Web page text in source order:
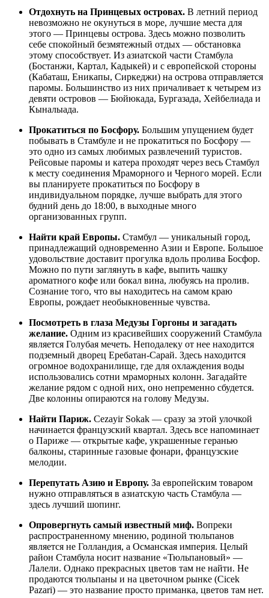
Отдохнуть на Принцевых островах. В летний период
невозможно не окунуться в море, лучшие места для
этого — Принцевы острова. Здесь можно позволить
себе спокойный безмятежный отдых — обстановка
этому способствует. Из азиатской части Стамбула
(Бостанжи, Картал, Кадыкей) и с европейской стороны
(Кабаташ, Еникапы, Сиркеджи) на острова отправляется
паромы. Большинство из них причаливает к четырем из
девяти островов — Бюйюкада, Бургазада, Хейбелиада и
Кыналыада.
Прокатиться по Босфору. Большим упущением будет
побывать в Стамбуле и не прокатиться по Босфору —
это одно из самых любимых развлечений туристов.
Рейсовые паромы и катера проходят через весь Стамбул
к месту соединения Мраморного и Черного морей. Если
вы планируете прокатиться по Босфору в
индивидуальном порядке, лучше выбрать для этого
будний день до 18:00, в выходные много
организованных групп.
Найти край Европы. Стамбул — уникальный город,
принадлежащий одновременно Азии и Европе. Большое
удовольствие доставит прогулка вдоль пролива Босфор.
Можно по пути заглянуть в кафе, выпить чашку
ароматного кофе или бокал вина, любуясь на пролив.
Сознание того, что вы находитесь на самом краю
Европы, рождает необыкновенные чувства.
Посмотреть в глаза Медузы Горгоны и загадать
желание. Одним из красивейших сооружений Стамбула
является Голубая мечеть. Неподалеку от нее находится
подземный дворец Еребатан-Сарай. Здесь находится
огромное водохранилище, где для охлаждения воды
использовались сотни мраморных колонн. Загадайте
желание рядом с одной них, оно непременно сбудется.
Две колонны опираются на голову Медузы.
Найти Париж. Cezayir Sokak — сразу за этой улочкой
начинается французский квартал. Здесь все напоминает
о Париже — открытые кафе, украшенные геранью
балконы, старинные газовые фонари, французские
мелодии.
Перепутать Азию и Европу. За европейским товаром
нужно отправляться в азиатскую часть Стамбула —
здесь лучший шопинг.
Опровергнуть самый известный миф. Вопреки
распространенному мнению, родиной тюльпанов
является не Голландия, а Османская империя. Целый
район Стамбула носит название «Тюльпановый» —
Лалели. Однако прекрасных цветов там не найти. Не
продаются тюльпаны и на цветочном рынке (Cicek
Pazari) — это название просто приманка, цветов там нет.